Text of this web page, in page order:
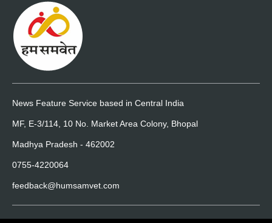
News Feature Service based in Central India
MF, E-3/114, 10 No. Market Area Colony, Bhopal
Madhya Pradesh - 462002
0755-4220064
feedback@humsamvet.com